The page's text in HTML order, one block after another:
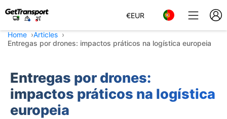
€EUR
Home
Articles
Entregas por drones: impactos práticos na logística europeia
Entregas por drones:
impactos práticos na logística
europeia